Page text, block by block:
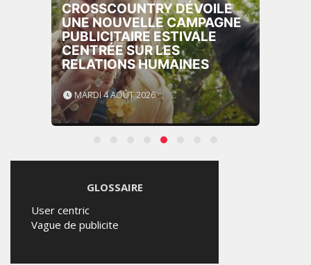
CROSSCOUNTRY DÉVOILE
UNE NOUVELLE CAMPAGNE
PUBLICITAIRE ESTIVALE
CENTRÉE SUR LES
RELATIONS HUMAINES
MARDI 4 AOÛT 2026
GLOSSAIRE
User centric
Vague de publicite